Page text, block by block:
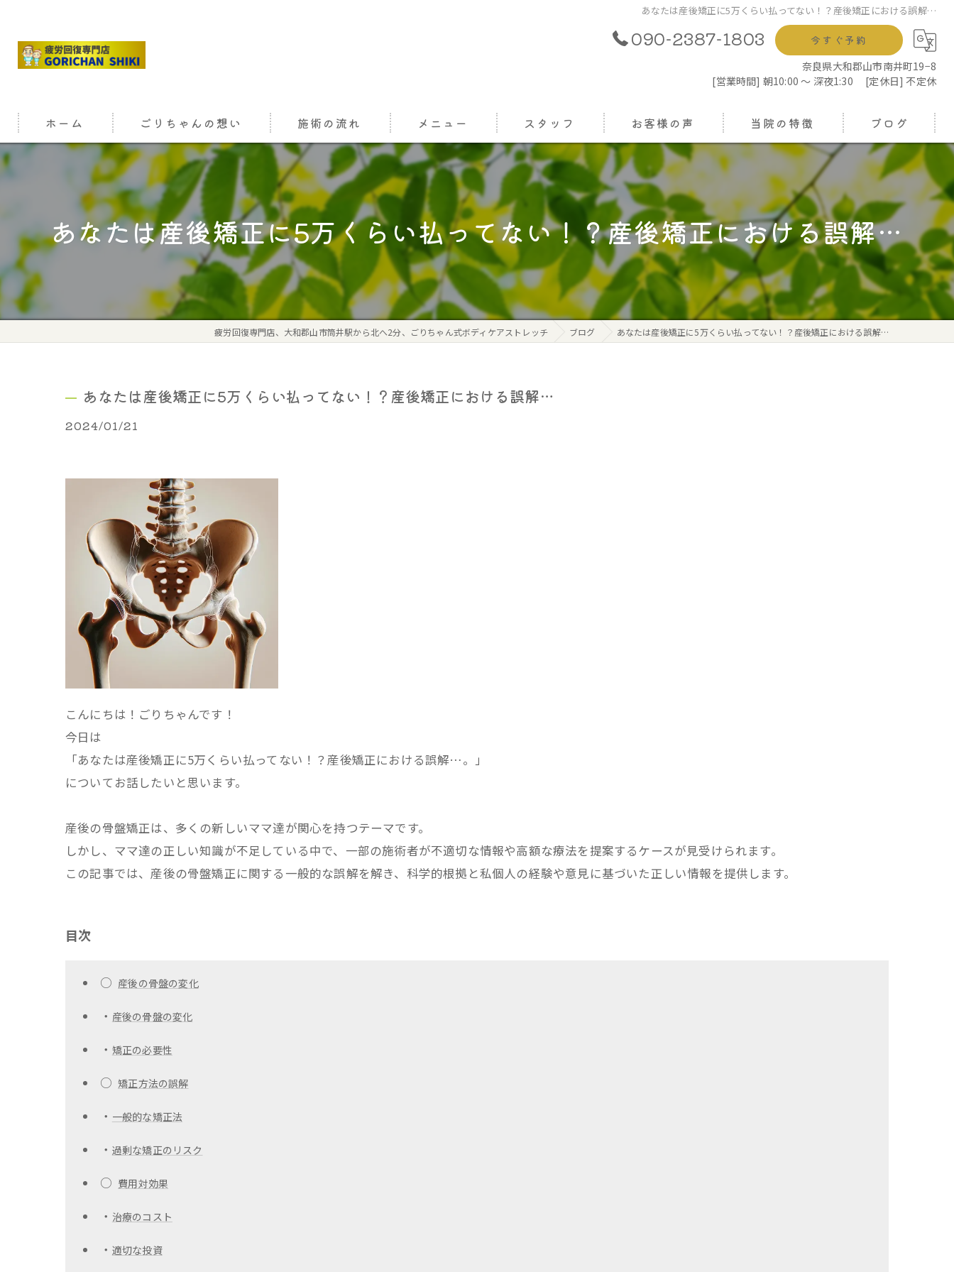
あなたは産後矯正に5万くらい払ってない！？産後矯正における誤解…
090-2387-1803
今すぐ予約
奈良県大和郡山市南井町19−8
[営業時間] 朝10:00 ～ 深夜1:30 [定休日] 不定休
ホーム ごりちゃんの想い 施術の流れ メニュー スタッフ お客様の声 当院の特徴
もみほぐし
骨盤矯正
ヘッドスパ
ブログ
コラム
あなたは産後矯正に5万くらい払ってない！？産後矯正における誤解…
疲労回復専門店、大和郡山市筒井駅から北へ2分、ごりちゃん式ボディケアストレッチ ブログ あなたは産後矯正に5万くらい払ってない！？産後矯正における誤解…
あなたは産後矯正に5万くらい払ってない！？産後矯正における誤解…
2024/01/21
こんにちは！ごりちゃんです！
今日は
「あなたは産後矯正に5万くらい払ってない！？産後矯正における誤解…。」
についてお話したいと思います。
産後の骨盤矯正は、多くの新しいママ達が関心を持つテーマです。
しかし、ママ達の正しい知識が不足している中で、一部の施術者が不適切な情報や高額な療法を提案するケースが見受けられます。
この記事では、産後の骨盤矯正に関する一般的な誤解を解き、科学的根拠と私個人の経験や意見に基づいた正しい情報を提供します。
目次
○ 産後の骨盤の変化
・ 産後の骨盤の変化
・ 矯正の必要性
○矯正方法の誤解
・ 一般的な矯正法
・ 過剰な矯正のリスク
○ 費用対効果
・ 治療のコスト
・ 適切な投資